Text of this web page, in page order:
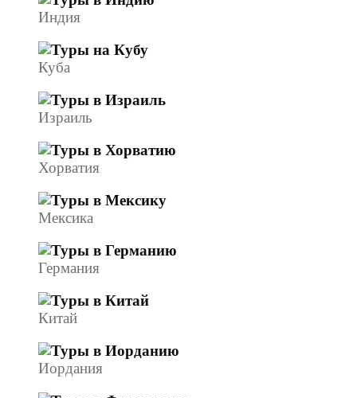
Индия
Куба
Израиль
Хорватия
Мексика
Германия
Китай
Иордания